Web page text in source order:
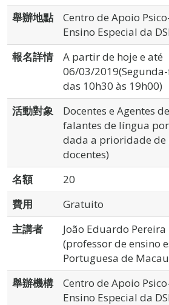
舉辦地點
Centro de Apoio
Ensino Especial da
報名詳情
A partir de hoje e até
06/03/
das 10h30 às 19h00)
活動對象
Docentes e Agentes
falantes de língua
dada a prioridade de
docentes)
名額
20
費用
Gratuito
主講者
João Eduardo
(professor de ensino
Portuguesa de
舉辦機構
Centro de Apoio
Ensino Especial da